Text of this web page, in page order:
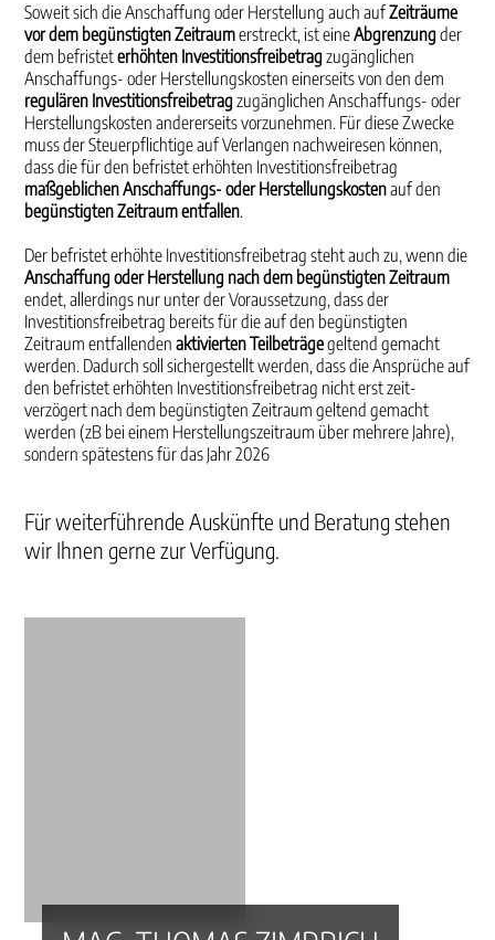
Soweit sich die Anschaffung oder Herstellung auch aufZeiträume
vor dem begünstigten Zeitraumerstreckt, ist eineAbgrenzungder
dem befristeterhöhten Investitionsfreibetragzugänglichen
Anschaffungs- oder Herstellungskosten einerseits von den dem
regulären Investitionsfreibetragzugänglichen Anschaffungs- oder
Herstellungskosten andererseits vorzunehmen. Für diese Zwecke
muss der Steuerpflichtige auf Verlangen nachweiresen können,
dass die für den befristet erhöhten Investitionsfreibetrag
maßgeblichen Anschaffungs- oder Herstellungskostenauf den
begünstigten Zeitraum entfallen.
Der befristet erhöhte Investitionsfreibetrag steht auch zu, wenn die
Anschaffung oder Herstellung nach dem begünstigten Zeitraum
endet, allerdings nur unter der Voraussetzung, dass der
Investitionsfreibetrag bereits für die auf den begünstigten
Zeitraum entfallendenaktivierten Teilbeträgegeltend gemacht
werden. Dadurch soll sichergestellt werden, dass die Ansprüche auf
den befristet erhöhten Investitionsfreibetrag nicht erst zeit-
verzögert nach dem begünstigten Zeitraum geltend gemacht
werden (zB bei einem Herstellungszeitraum über mehrere Jahre),
sondern spätestens für das Jahr 2026
Für weiterführende Auskünfte und Beratung stehen
wir Ihnen gerne zur Verfügung.